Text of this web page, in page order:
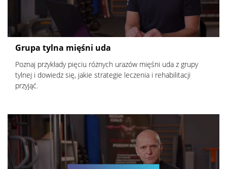
Grupa tylna mięśni uda
Poznaj przykłady pięciu różnych urazów mięśni uda z grupy
tylnej i dowiedz się, jakie strategie leczenia i rehabilitacji
przyjąć.